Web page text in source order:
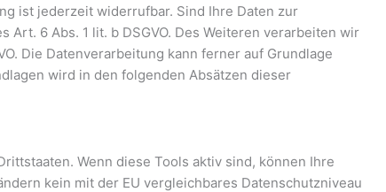
ist jederzeit widerrufbar. Sind Ihre Daten zur
6 Abs. 1 lit. b DSGVO. Des Weiteren verarbeiten wir
Die Datenverarbeitung kann ferner auf Grundlage
wird in den folgenden Absätzen dieser
Wenn diese Tools aktiv sind, können Ihre
kein mit der EU vergleichbares Datenschutzniveau